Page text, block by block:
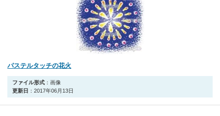
パステルタッチの花火
ファイル形式 ：画像
更新日 ：2017年06月13日